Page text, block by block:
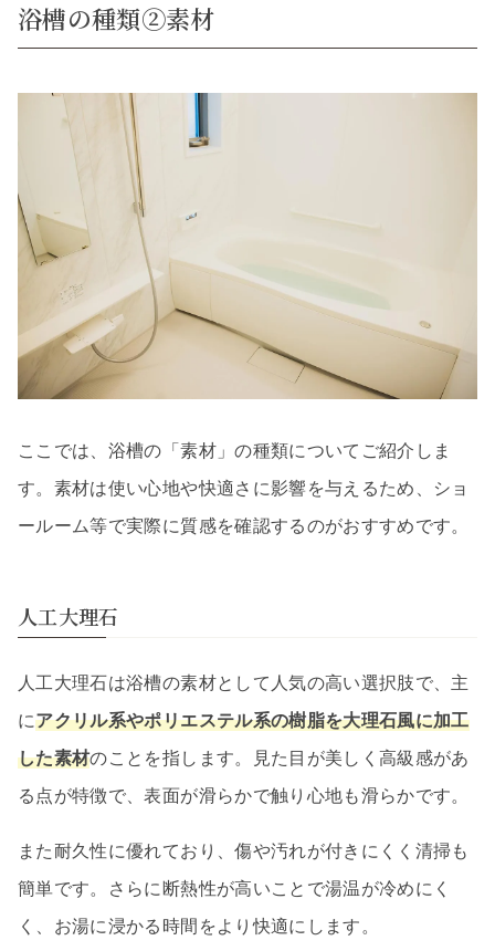
浴槽の種類②素材
ここでは、浴槽の「素材」の種類についてご紹介しま
す。素材は使い心地や快適さに影響を与えるため、ショ
ールーム等で実際に質感を確認するのがおすすめです。
人工大理石
人工大理石は浴槽の素材として人気の高い選択肢で、主
にアクリル系やポリエステル系の樹脂を大理石風に加工
した素材のことを指します。見た目が美しく高級感があ
る点が特徴で、表面が滑らかで触り心地も滑らかです。
また耐久性に優れており、傷や汚れが付きにくく清掃も
簡単です。さらに断熱性が高いことで湯温が冷めにく
く、お湯に浸かる時間をより快適にします。